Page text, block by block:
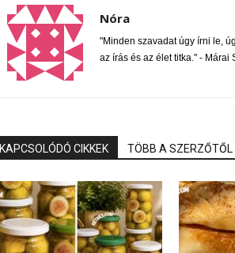
Nóra
"Minden szavadat úgy írni le,
az írás és az élet titka." - Márai
KAPCSOLÓDÓ CIKKEK TÖBB A SZERZŐTŐL